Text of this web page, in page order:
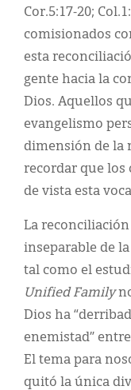
Cor.5:17-20;
comisionados
esta
gente hacia la
Dios. Aquellos
evangelismo
dimensión de la
recordar que los
de vista esta
La reconciliación
inseparable de
tal como el
Unified Family
Dios ha
enemistad”
El tema para
quitó la única